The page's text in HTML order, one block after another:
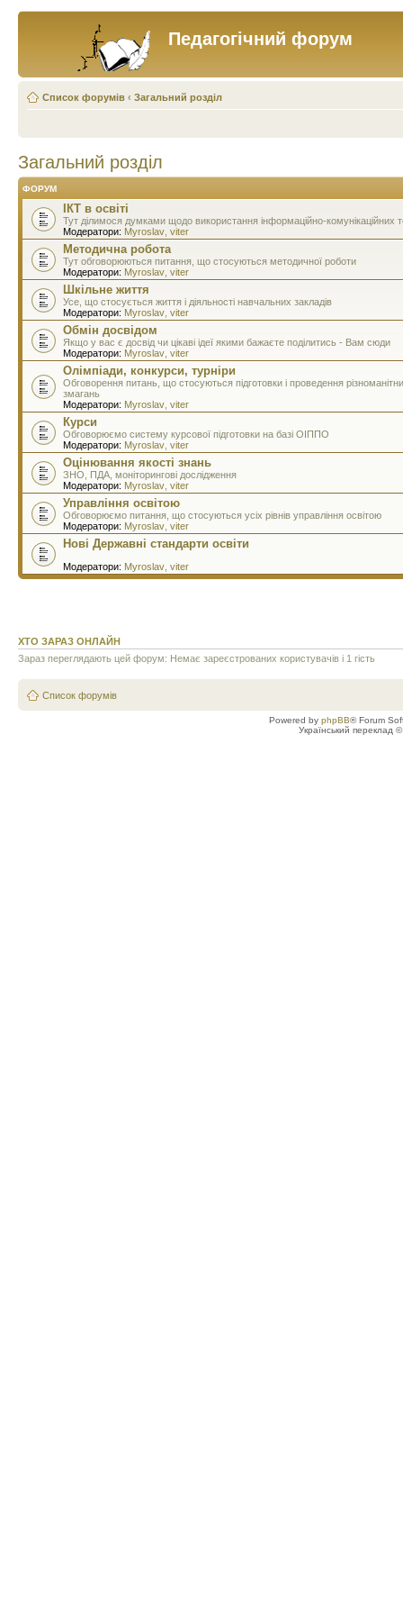
Педагогічний форум
Список форумів ‹ Загальний розділ
Загальний розділ
ФОРУМ
ІКТ в освіті
Тут ділимося думками щодо використання інформаційно-комунікаційних
Модератори: Myroslav viter
Методична робота
Тут обговорюються питання, що стосуються методичної роботи
Модератори: Myroslav viter
Шкільне життя
Усе, що стосується життя і діяльності навчальних закладів
Модератори: Myroslav viter
Обмін досвідом
Якщо у вас є досвід чи цікаві ідеї якими бажаєте поділитись - Вам сюди
Модератори: Myroslav viter
Олімпіади, конкурси, турніри
Обговорення питань, що стосуються підготовки і проведення
змагань
Модератори: Myroslav viter
Курси
Обговорюємо систему курсової підготовки на базі ОІППО
Модератори: Myroslav viter
Оцінювання якості знань
ЗНО, ПДА, моніторингові дослідження
Модератори: Myroslav viter
Управління освітою
Обговорюємо питання, що стосуються усіх рівнів управління освітою
Модератори: Myroslav viter
Нові Державні стандарти освіти
Модератори: Myroslav viter
ХТО ЗАРАЗ ОНЛАЙН
Зараз переглядають цей форум: Немає зареєстрованих користувачів і 1 гість
Список форумів
Powered by phpBB® Forum
Український переклад